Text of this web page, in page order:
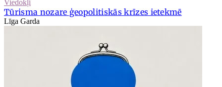
Viedokļi
Tūrisma nozare ģeopolitiskās krīzes ietekmē
Līga Garda